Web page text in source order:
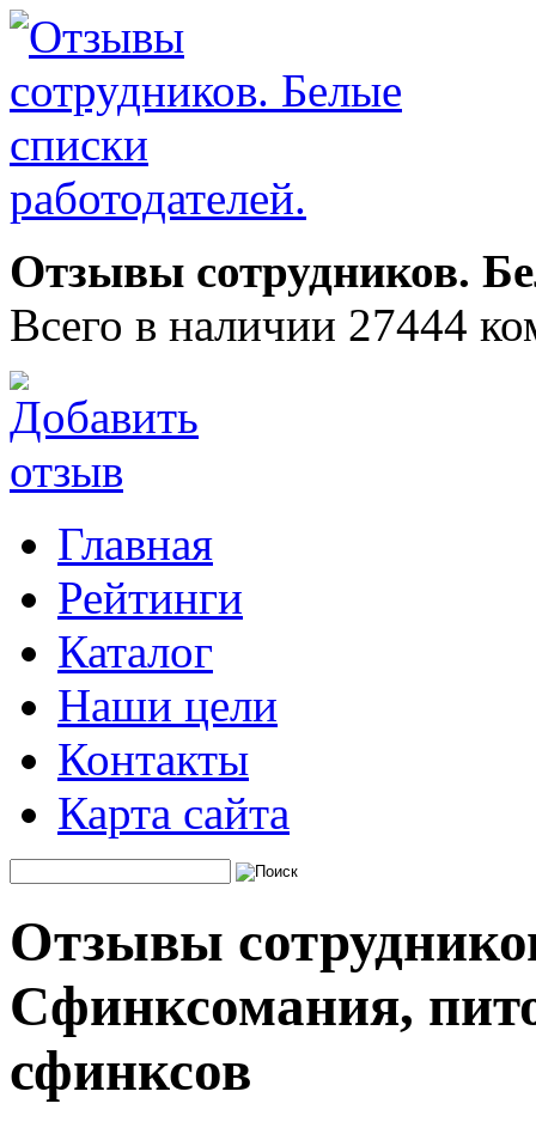
Отзывы сотрудников.
Всего в наличии 27444
Главная
Рейтинги
Каталог
Наши цели
Контакты
Карта сайта
Отзывы
Сфинксомания,
сфинксов